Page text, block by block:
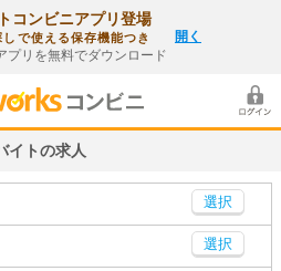
コンビニアプリ登場
で使える保存機能つき
プリを無料でダウンロード
開く
イトの求人
選択